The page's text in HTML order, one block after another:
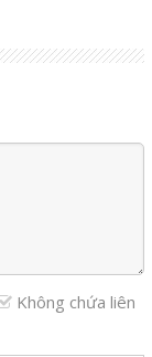
Không chứa liên